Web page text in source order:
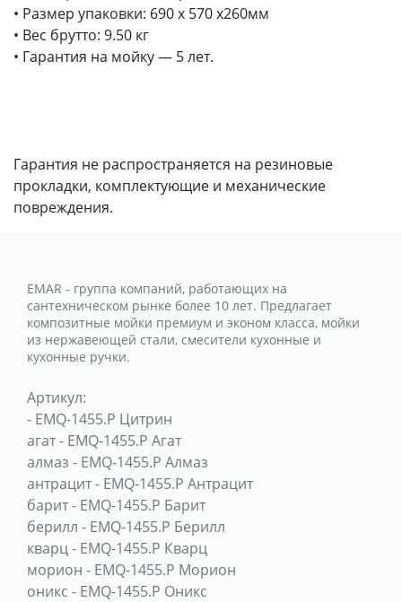
• Размер упаковки: 690 х 570 х260мм
• Вес брутто: 9.50 кг
• Гарантия на мойку — 5 лет.
Гарантия не распространяется на резиновые
прокладки, комплектующие и механические
повреждения.
EMAR - группа компаний, работающих на
сантехническом рынке более 10 лет. Предлагает
композитные мойки премиум и эконом класса, мойки
из нержавеющей стали, смесители кухонные и
кухонные ручки.
Артикул:
- EMQ-1455.P Цитрин
агат- EMQ-1455.P Агат
алмаз - EMQ-1455.P Алмаз
антрацит- EMQ-1455.P Антрацит
барит- EMQ-1455.P Барит
берилл - EMQ-1455.P Берилл
кварц- EMQ-1455.P Кварц
морион - EMQ-1455.P Морион
оникс - EMQ-1455.P Оникс